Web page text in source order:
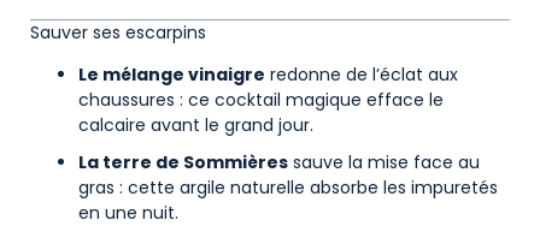
Sauver ses escarpins
Le mélange vinaigre redonne de l’éclat aux
chaussures : ce cocktail magique efface le
calcaire avant le grand jour.
La terre de Sommières sauve la mise face au
gras : cette argile naturelle absorbe les impuretés
en une nuit.